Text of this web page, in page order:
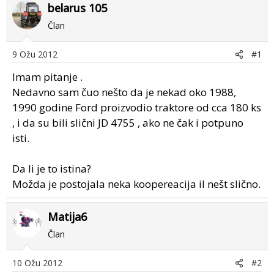
m
u
p
k
r
e
n
u
o
t
r
o
g
p
o
belarus 105
Član
9 Ožu 2012 #1
Imam pitanje .
Nedavno sam čuo nešto da je nekad oko 1988,
1990 godine Ford proizvodio traktore od cca 180 ks
, i da su bili slični JD 4755 , ako ne čak i potpuno
isti.
Da li je to istina?
Možda je postojala neka koopereacija il nešt slično.
Matija6
Član
10 Ožu 2012 #2